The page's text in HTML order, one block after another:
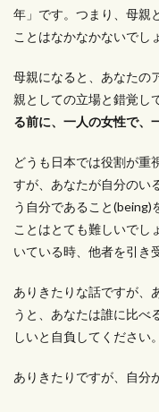
年」です。つまり、母親
ことはなかなかないでし
母親になると、あなたの
親としての立場と錯覚し
る前に、一人の女性で、
どうも日本では役割が重
すが、あなたが自分のい
う自分であること(being)
ことはとても難しいでし
いている時、他者を引き
ありきたりな話ですが、
うと、あなたは誰に比べ
しいと自負してください。
ありきたりですが、自分